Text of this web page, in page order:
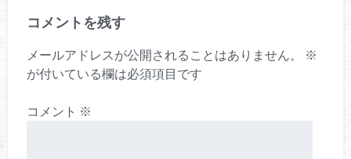
コメントを残す
メールアドレスが公開されることはありません。
※
が付いている欄は必須項目です
コメント ※